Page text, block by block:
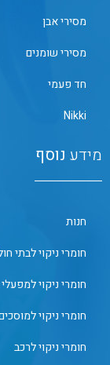
מסירי אבן
מסירי שומנים
חד פעמי
Nikki
מידע נוסף
חנות
חומרי ניקוי לבתי
חומרי ניקוי
חומרי ניקוי
חומרי ניקוי לרכב